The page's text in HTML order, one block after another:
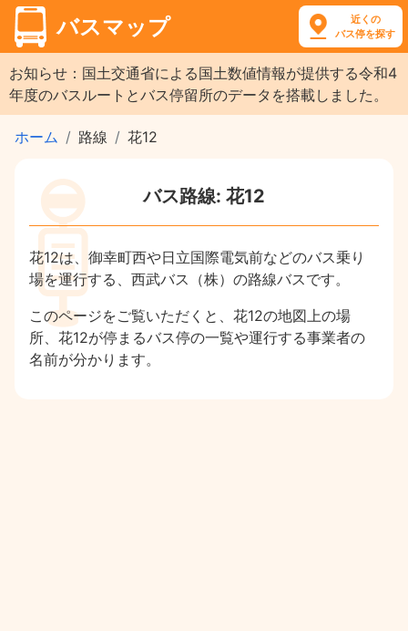
バスマップ
近くの
バス停を探す
お知らせ：国土交通省による国土数値情報が提供する令和4
年度のバスルートとバス停留所のデータを搭載しました。
ホーム 路線 花12
バス路線: 花12
花12は、御幸町西や日立国際電気前などのバス乗り
場を運行する、西武バス（株）の路線バスです。
このページをご覧いただくと、花12の地図上の場
所、花12が停まるバス停の一覧や運行する事業者の
名前が分かります。